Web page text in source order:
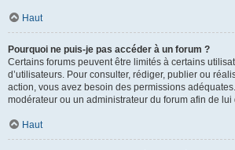
Haut
Pourquoi ne puis-je pas accéder à un forum ?
Certains forums peuvent être limités à certains
d’utilisateurs. Pour consulter, rédiger, publier ou
action, vous avez besoin des permissions
modérateur ou un administrateur du forum afin de
Haut